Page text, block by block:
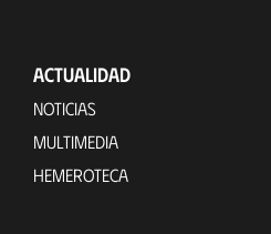
ACTUALIDAD
NOTICIAS
MULTIMEDIA
HEMEROTECA